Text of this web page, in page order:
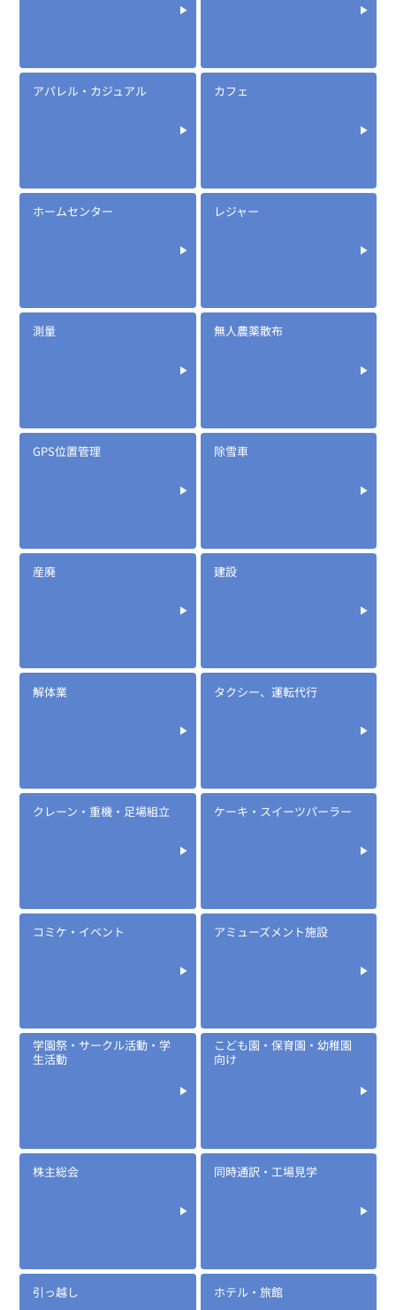
アパレル・カジュアル カフェ
ホームセンター レジャー
測量 無人農薬散布
GPS位置管理 除雪車
産廃 建設
解体業 タクシー、運転代行
クレーン・重機・足場組立 ケーキ・スイーツパーラー
コミケ・イベント アミューズメント施設
学園祭・サークル活動・学
生活動
こども園・保育園・幼稚園
向け
株主総会 同時通訳・工場見学
引っ越し ホテル・旅館